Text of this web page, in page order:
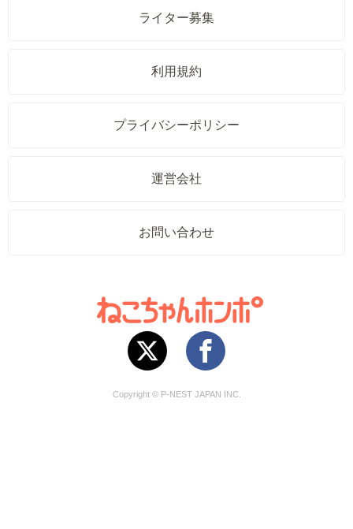
ライター募集
利用規約
プライバシーポリシー
運営会社
お問い合わせ
Copyright © P-NEST JAPAN INC.